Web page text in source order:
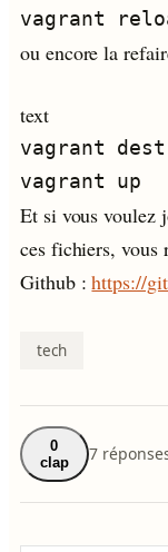
ou encore la
text
vagrant
Et si vous voulez
ces fichiers, vous
Github :https://
tech
0
clap
7